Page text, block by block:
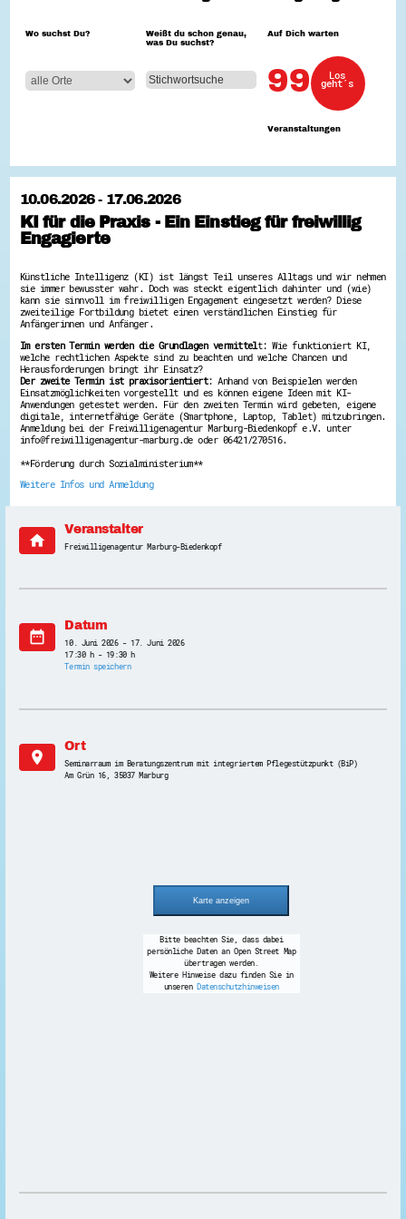
Zeig uns dein Ehrenamt
Wettbewerb | Trikotwettbewerb
Wettbewerb | 80 Jahre Hessen - Engagement
Ausgezeichnete Projekte
Gestalte dein Ehrenamt
Ehrenamts-Card Hessen
Engagement-Lotsen
Freiwilligenmanagement
Hessen engagiert - Digitale Themenabende
Kompetenznachweis Hessen
Zeugnisbeiblatt
Mach dich schlau
GEMA-Pakt
Di@-Lotsen in Hessen
Energiepreiskrise und Ehrenamt
Flüchtlingshilfe + Integration
Generationsübergreifend aktiv
Patenschaftsprojekte
Stiftungen
Zahlen, Daten, Fakten aus Hessen
Service
Impressum
Wo suchst Du?
Weißt du schon genau,
was Du suchst?
Auf Dich warten
99
Veranstaltungen
Los
geht´s
10.06.2026 - 17.06.2026
KI für die Praxis - Ein Einstieg für freiwillig
Engagierte
Künstliche Intelligenz (KI) ist längst Teil unseres Alltags und wir nehmen
sie immer bewusster wahr. Doch was steckt eigentlich dahinter und (wie)
kann sie sinnvoll im freiwilligen Engagement eingesetzt werden? Diese
zweiteilige Fortbildung bietet einen verständlichen Einstieg für
Anfängerinnen und Anfänger.
Im ersten Termin werden die Grundlagen vermittelt: Wie funktioniert KI,
welche rechtlichen Aspekte sind zu beachten und welche Chancen und
Herausforderungen bringt ihr Einsatz?
Der zweite Termin ist praxisorientiert: Anhand von Beispielen werden
Einsatzmöglichkeiten vorgestellt und es können eigene Ideen mit KI-
Anwendungen getestet werden. Für den zweiten Termin wird gebeten, eigene
digitale, internetfähige Geräte (Smartphone, Laptop, Tablet) mitzubringen.
Anmeldung bei der Freiwilligenagentur Marburg-Biedenkopf e.V. unter
info@freiwilligenagentur-marburg.de oder 06421/270516.
**Förderung durch Sozialministerium**
Weitere Infos und Anmeldung
home
Veranstalter
Freiwilligenagentur Marburg-Biedenkopf
date_range
Datum
10. Juni 2026 - 17. Juni 2026
17:30 h - 19:30 h
Termin speichern
location_on
Ort
Seminarraum im Beratungszentrum mit integriertem Pflegestützpunkt (BiP)
Am Grün 16, 35037 Marburg
Bitte beachten Sie, dass dabei
persönliche Daten an Open Street Map
übertragen werden.
Weitere Hinweise dazu finden Sie in
unseren Datenschutzhinweisen